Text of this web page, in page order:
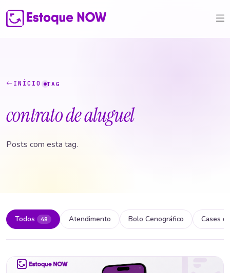
INÍCIO TAG
contrato de aluguel
Posts com esta tag.
Todos 48 Atendimento Bolo Cenográfico Cases